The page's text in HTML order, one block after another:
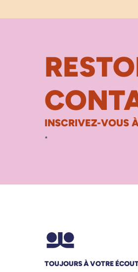
INSCRIVEZ-VOUS
*
TOUJOURS À VOTRE